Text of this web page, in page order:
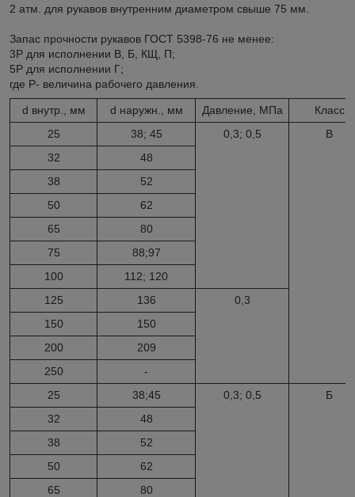
2 атм. для рукавов внутренним диаметром свыше 75 мм.
Запас прочности рукавов ГОСТ 5398-76 не менее:
3Р для исполнении В, Б, КЩ, П;
5Р для исполнении Г;
где Р- величина рабочего давления.
d внутр., мм d наружн., мм Давление, МПа
Класс
25
38; 45 0,3; 0,5
В
32
48
38
52
50
62
65
80
75
88;97
100
112; 120
125
136
0,3
150
150
200
209
250
-
25
38;45 0,3; 0,5
Б
32
48
38
52
50
62
65
80